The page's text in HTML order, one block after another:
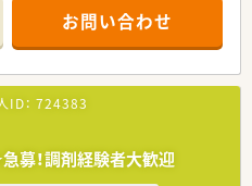
グストアもございますので、生活に
関係性も良好です。
お持ちです。
強会を開催されております。
、宿泊費、日当の支給もあり社員
度がございます。
お問い合わせ
ID： 724383
募！調剤経験者大歓迎